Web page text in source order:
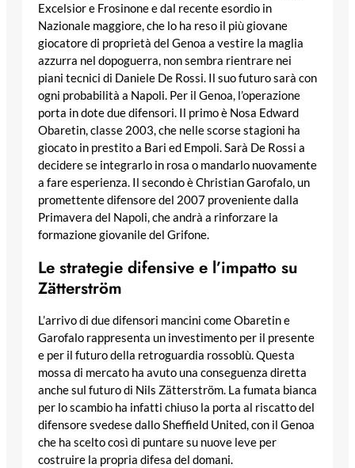
Excelsior e Frosinone e dal recente esordio in
Nazionale maggiore, che lo ha reso il più giovane
giocatore di proprietà del Genoa a vestire la maglia
azzurra nel dopoguerra, non sembra rientrare nei
piani tecnici di Daniele De Rossi. Il suo futuro sarà con
ogni probabilità a Napoli. Per il Genoa, l’operazione
porta in dote due difensori. Il primo è Nosa Edward
Obaretin, classe 2003, che nelle scorse stagioni ha
giocato in prestito a Bari ed Empoli. Sarà De Rossi a
decidere se integrarlo in rosa o mandarlo nuovamente
a fare esperienza. Il secondo è Christian Garofalo, un
promettente difensore del 2007 proveniente dalla
Primavera del Napoli, che andrà a rinforzare la
formazione giovanile del Grifone.
Le strategie difensive e l’impatto su
Zätterström
L’arrivo di due difensori mancini come Obaretin e
Garofalo rappresenta un investimento per il presente
e per il futuro della retroguardia rossoblù. Questa
mossa di mercato ha avuto una conseguenza diretta
anche sul futuro di Nils Zätterström. La fumata bianca
per lo scambio ha infatti chiuso la porta al riscatto del
difensore svedese dallo Sheffield United, con il Genoa
che ha scelto così di puntare su nuove leve per
costruire la propria difesa del domani.